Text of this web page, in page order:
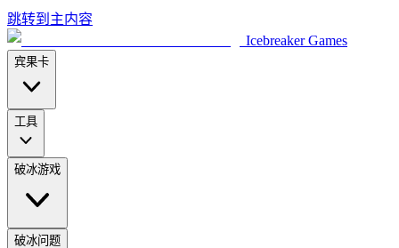
跳转到主内容
Icebreaker Games
宾果卡
工具
破冰游戏
破冰问题